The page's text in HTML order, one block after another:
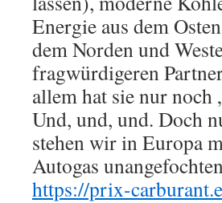
Energie aus dem
dem Norden und
fragwürdigeren
allem hat sie nur
Und, und, und. Doch
stehen wir in Europa
Autogas
https://prix-